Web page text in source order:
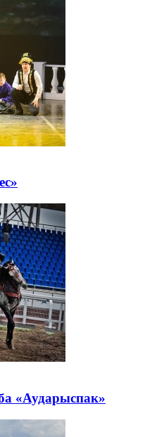
«Аударыспак»